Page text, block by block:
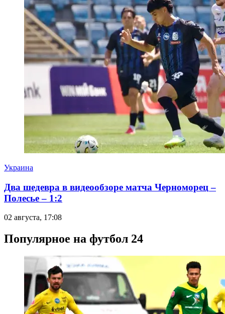
Украина
Два шедевра в видеообзоре матча Черноморец –
Полесье – 1:2
02 августа, 17:08
Популярное на футбол 24